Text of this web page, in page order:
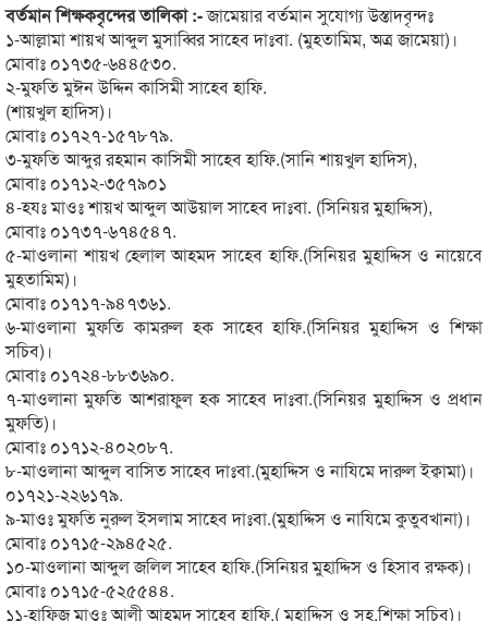
বর্তমান শিক্ষকবৃন্দের তালিকা :-জামেয়ার বর্তমান সুযোগ্য উস্তাদবৃন্দঃ
১-আল্লামা শায়খ আব্দুল মুসাব্বির সাহেব দাঃবা. (মুহতামিম, অত্র জামেয়া)।
মোবাঃ ০১৭৩৫-৬৪৪৫৩০.
২-মুফতি মুঈন উদ্দিন কাসিমী সাহেব হাফি.
(শায়খুল হাদিস)।
মোবাঃ ০১৭২৭-১৫৭৮৭৯.
৩-মুফতি আব্দুর রহমান কাসিমী সাহেব হাফি.(সানি শায়খুল হাদিস),
মোবাঃ ০১৭১২-৩৫৭৯০১
৪-হযঃ মাওঃ শায়খ আব্দুল আউয়াল সাহেব দাঃবা. (সিনিয়র মুহাদ্দিস),
মোবাঃ ০১৭৩৭-৬৭৪৫৪৭.
৫-মাওলানা শায়খ হেলাল আহমদ সাহেব হাফি.(সিনিয়র মুহাদ্দিস ও নায়েবে
মুহতামিম)।
মোবাঃ ০১৭১৭-৯৪৭৩৬১.
৬-মাওলানা মুফতি কামরুল হক সাহেব হাফি.(সিনিয়র মুহাদ্দিস ও শিক্ষা
সচিব)।
মোবাঃ ০১৭২৪-৮৮৩৬৯০.
৭-মাওলানা মুফতি আশরাফুল হক সাহেব দাঃবা.(সিনিয়র মুহাদ্দিস ও প্রধান
মুফতি)।
মোবাঃ ০১৭১২-৪০২০৮৭.
৮-মাওলানা আব্দুল বাসিত সাহেব দাঃবা.(মুহাদ্দিস ও নাযিমে দারুল ইক্বামা)।
০১৭২১-২২৬১৭৯.
৯-মাওঃ মুফতি নুরুল ইসলাম সাহেব দাঃবা.(মুহাদ্দিস ও নাযিমে কুতুবখানা)।
মোবাঃ ০১৭১৫-২৯৪৫২৫.
১০-মাওলানা আব্দুল জলিল সাহেব হাফি.(সিনিয়র মুহাদ্দিস ও হিসাব রক্ষক)।
মোবাঃ ০১৭১৫-৫২৫৫৪৪.
১১-হাফিজ মাওঃ আলী আহমদ সাহেব হাফি.( মুহাদ্দিস ও সহ.শিক্ষা সচিব)।